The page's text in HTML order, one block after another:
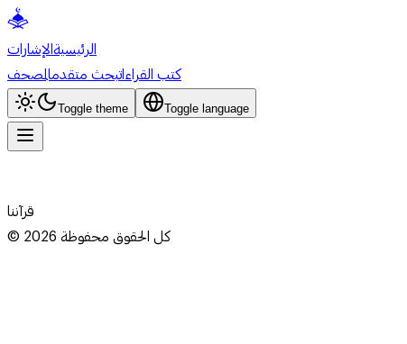
الرئيسيةالإشارات
كتب القراءاتبحث متقدمالمصحف
Toggle theme Toggle language
قرآننا
© 2026كل الحقوق محفوظة